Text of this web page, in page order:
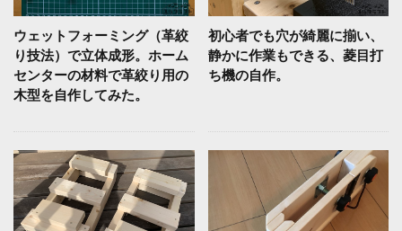
ウェットフォーミング（革絞
り技法）で立体成形。ホーム
センターの材料で革絞り用の
木型を自作してみた。
初心者でも穴が綺麗に揃い、
静かに作業もできる、菱目打
ち機の自作。